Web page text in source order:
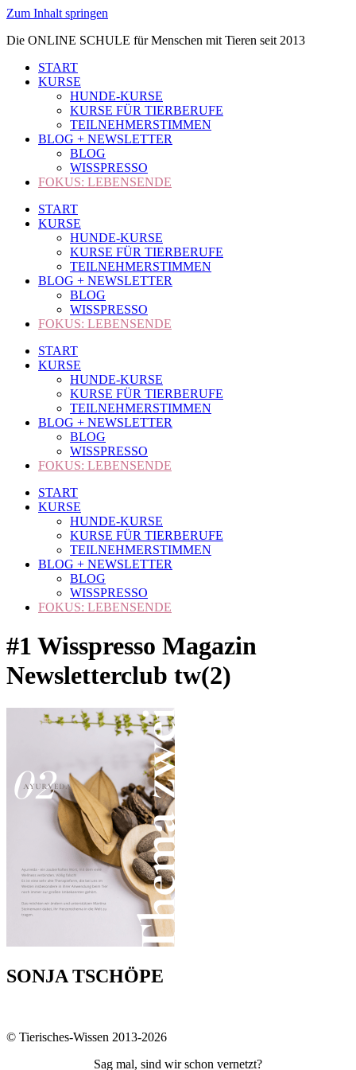
Zum Inhalt springen
Die ONLINE SCHULE für Menschen mit Tieren seit 2013
START
KURSE
HUNDE-KURSE
KURSE FÜR TIERBERUFE
TEILNEHMERSTIMMEN
BLOG + NEWSLETTER
BLOG
WISSPRESSO
FOKUS: LEBENSENDE
START
KURSE
HUNDE-KURSE
KURSE FÜR TIERBERUFE
TEILNEHMERSTIMMEN
BLOG + NEWSLETTER
BLOG
WISSPRESSO
FOKUS: LEBENSENDE
START
KURSE
HUNDE-KURSE
KURSE FÜR TIERBERUFE
TEILNEHMERSTIMMEN
BLOG + NEWSLETTER
BLOG
WISSPRESSO
FOKUS: LEBENSENDE
START
KURSE
HUNDE-KURSE
KURSE FÜR TIERBERUFE
TEILNEHMERSTIMMEN
BLOG + NEWSLETTER
BLOG
WISSPRESSO
FOKUS: LEBENSENDE
#1 Wisspresso Magazin
Newsletterclub tw(2)
SONJA TSCHÖPE
© Tierisches-Wissen 2013-2026
Sag mal, sind wir schon vernetzt?